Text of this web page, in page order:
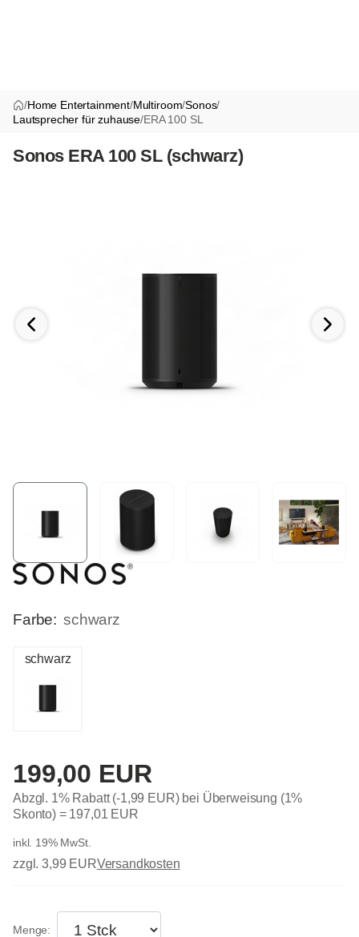
/Home Entertainment/Multiroom/Sonos/
Lautsprecher für zuhause/ERA 100 SL
Sonos ERA 100 SL (schwarz)
Farbe: schwarz
schwarz
199,00 EUR
Abzgl. 1% Rabatt (-1,99 EUR) bei Überweisung (1%
Skonto) = 197,01 EUR
inkl. 19% MwSt.
zzgl. 3,99 EURVersandkosten